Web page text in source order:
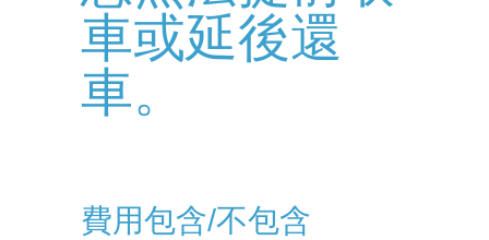
車或延後還
車。
費用包含/不包含